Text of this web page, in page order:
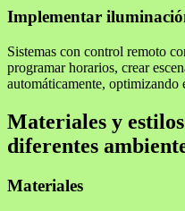
Implementar
Sistemas con control remoto
programar horarios, crear
automáticamente,
Materiales y
diferentes
Materiales